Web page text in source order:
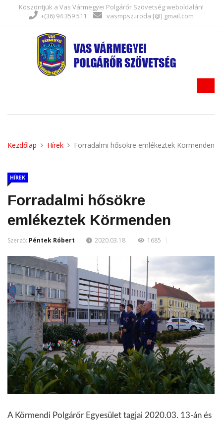
Köszöntjük a Vas Vármegyei Polgárőr Szövetség weboldalán!
+(36) 94 359 511
vasmpsz.iroda [@] gmail.com
Kezdőlap Hírek Forradalmi hősökre emlékeztek Körmenden
HÍREK
Forradalmi hősökre
emlékeztek Körmenden
Szerző: Péntek Róbert 2020.03.18. 1685
A Körmendi Polgárőr Egyesület tagjai 2020.03. 13-án és